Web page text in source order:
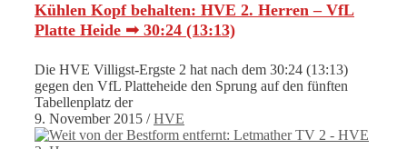
Kühlen Kopf behalten: HVE 2. Herren – VfL
Platte Heide ➟ 30:24 (13:13)
Die HVE Villigst-Ergste 2 hat nach dem 30:24 (13:13)
gegen den VfL Platteheide den Sprung auf den fünften
Tabellenplatz der
9. November 2015 /HVE